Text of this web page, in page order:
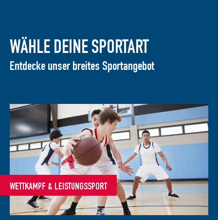
WÄHLE DEINE SPORTART
Entdecke unser breites Sportangebot
WETTKAMPF & LEISTUNGSSPORT